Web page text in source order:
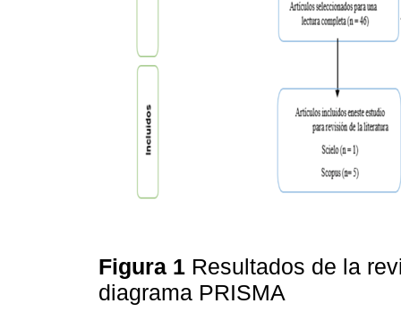
Figura 1 Resultados de la
diagrama PRISMA